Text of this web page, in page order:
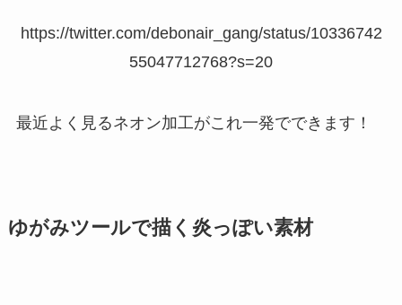
https://twitter.com/debonair_gang/status/10336742
55047712768?s=20
最近よく見るネオン加工がこれ一発でできます！
ゆがみツールで描く炎っぽい素材